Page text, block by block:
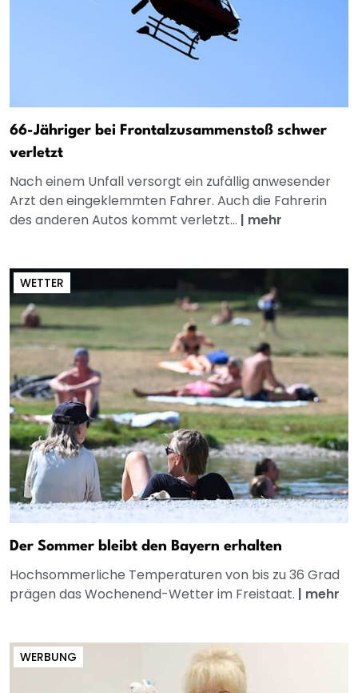
66-Jähriger bei Frontalzusammenstoß schwer
verletzt
Nach einem Unfall versorgt ein zufällig anwesender
Arzt den eingeklemmten Fahrer. Auch die Fahrerin
des anderen Autos kommt verletzt... | mehr
WETTER
Der Sommer bleibt den Bayern erhalten
Hochsommerliche Temperaturen von bis zu 36 Grad
prägen das Wochenend-Wetter im Freistaat. | mehr
WERBUNG